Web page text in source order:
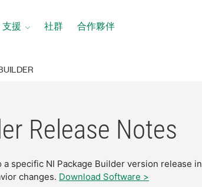
支援 社群 合作夥伴
Release Notes
specific NI Package Builder version release
changes. Download Software >